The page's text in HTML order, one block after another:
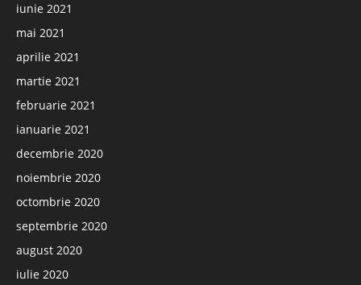
iunie 2021
mai 2021
aprilie 2021
martie 2021
februarie 2021
ianuarie 2021
decembrie 2020
noiembrie 2020
octombrie 2020
septembrie 2020
august 2020
iulie 2020